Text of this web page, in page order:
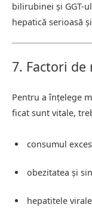
bilirubinei și GGT-
hepatică serioasă
7. Factori
Pentru a înțelege
ficat sunt vitale,
consumul
obezitatea și
hepatitele